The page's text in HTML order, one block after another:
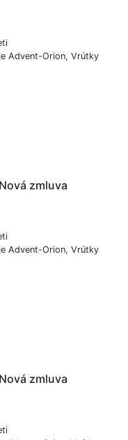
Advent-Orion, Vrútky
zmluva
Advent-Orion, Vrútky
zmluva